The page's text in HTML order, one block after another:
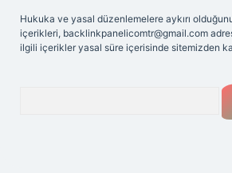
Hukuka ve yasal düzenlemelere aykırı
içerikleri, backlinkpanelicomtr@gmail.com
ilgili içerikler yasal süre içerisinde sitemizden